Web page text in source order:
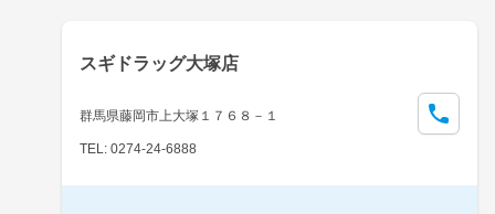
スギドラッグ大塚店
群馬県藤岡市上大塚１７６８－１
TEL: 0274-24-6888